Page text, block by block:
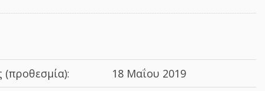
(προθεσμία):
18 Μαΐου 2019